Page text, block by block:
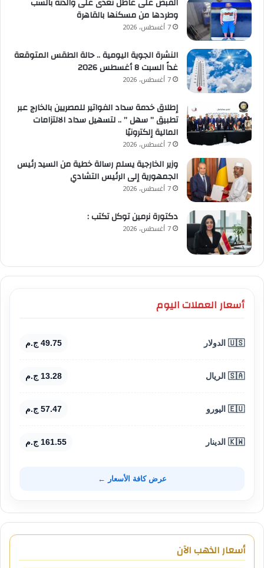
وطردها من مسكنها بالقاهرة
7 أغسطس، 2026
النشرة الجوية اليومية .. حالة الطقس المتوقعة
غداً السبت 8 أغسطس 2026
7 أغسطس، 2026
إطلاق خدمة سداد الفواتير للمصريين بالخارج عبر
تطبيق ” سهل ” .. لتسهيل سداد الالتزامات
المالية إلكترونيًا
7 أغسطس، 2026
وزير الخارجية يسلم رسالة خطية من السيد رئيس
الجمهورية إلى الرئيس التشادي
7 أغسطس، 2026
​دكتورة نرمين توكل تكتب :
7 أغسطس، 2026
أسعار العملات اليوم
🇺🇸 الدولار 49.75 ج.م
🇸🇦 الريال 13.28 ج.م
🇪🇺 اليورو 57.47 ج.م
🇰🇼 الدينار 161.55 ج.م
عرض كافة الأسعار ←
أسعار الذهب الآن